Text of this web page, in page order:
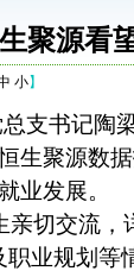
聚源看
小】
支书记陶
生聚源数
业发展。
亲切交流，
业规划等